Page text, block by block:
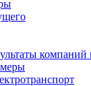
компаний